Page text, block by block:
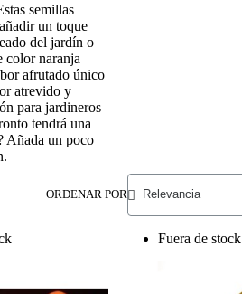
semillas
un toque
del jardín o
color naranja
afrutado único
atrevido y
para jardineros
tendrá una
Añada un poco
ORDENAR POR
Fuera de stock